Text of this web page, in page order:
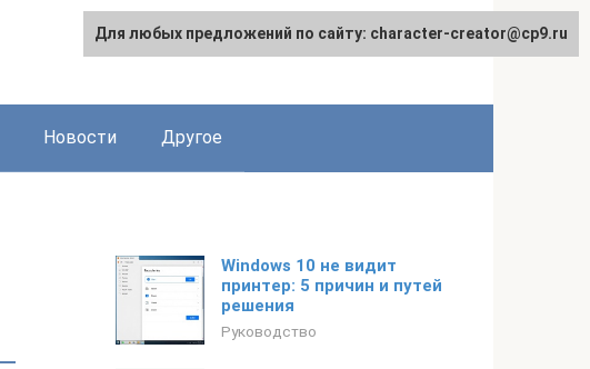
Новости Другое
Windows 10 не видит
принтер: 5 причин и путей
решения
Руководство
Для любых предложений по сайту: character-creator@cp9.ru